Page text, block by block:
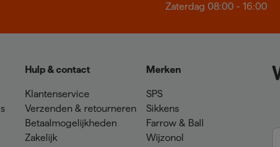
Zaterdag 08:00 - 16:00
Hulp & contact
Klantenservice
Verzenden & retourneren
Betaalmogelijkheden
Zakelijk
Merken
SPS
Sikkens
Farrow & Ball
Wijzonol